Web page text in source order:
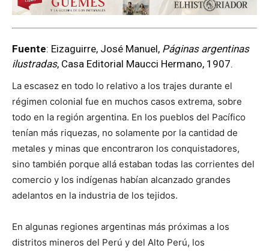
Fuente: Eizaguirre, José Manuel, Páginas argentinas
ilustradas, Casa Editorial Maucci Hermano, 1907.
La escasez en todo lo relativo a los trajes durante el
régimen colonial fue en muchos casos extrema, sobre
todo en la región argentina. En los pueblos del Pacífico
tenían más riquezas, no solamente por la cantidad de
metales y minas que encontraron los conquistadores,
sino también porque allá estaban todas las corrientes del
comercio y los indígenas habían alcanzado grandes
adelantos en la industria de los tejidos.
En algunas regiones argentinas más próximas a los
distritos mineros del Perú y del Alto Perú, los